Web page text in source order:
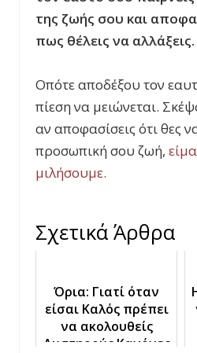
της ζωής σου και
πως θέλεις να αλλάξεις.
Οπότε αποδέξου τον
πίεση να μειώνεται.
αν αποφασίσεις ότι θες
προσωπική σου ζωή,
μιλήσουμε.
Σχετικά Άρθρα
Όρια: Γιατί όταν
είσαι Καλός πρέπει
να ακολουθείς
Αυστηρούς Κανόνες